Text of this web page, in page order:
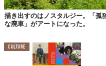
「自然の素材を使って自然
砂と作家との一瞬の出会いか
描き出すのはノスタルジー。「孤
な廃車」がアートになった。
CULTURE